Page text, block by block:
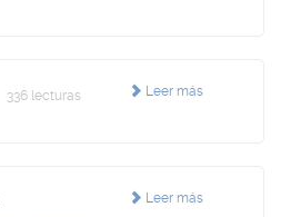
Leer más
336 lecturas
Leer más